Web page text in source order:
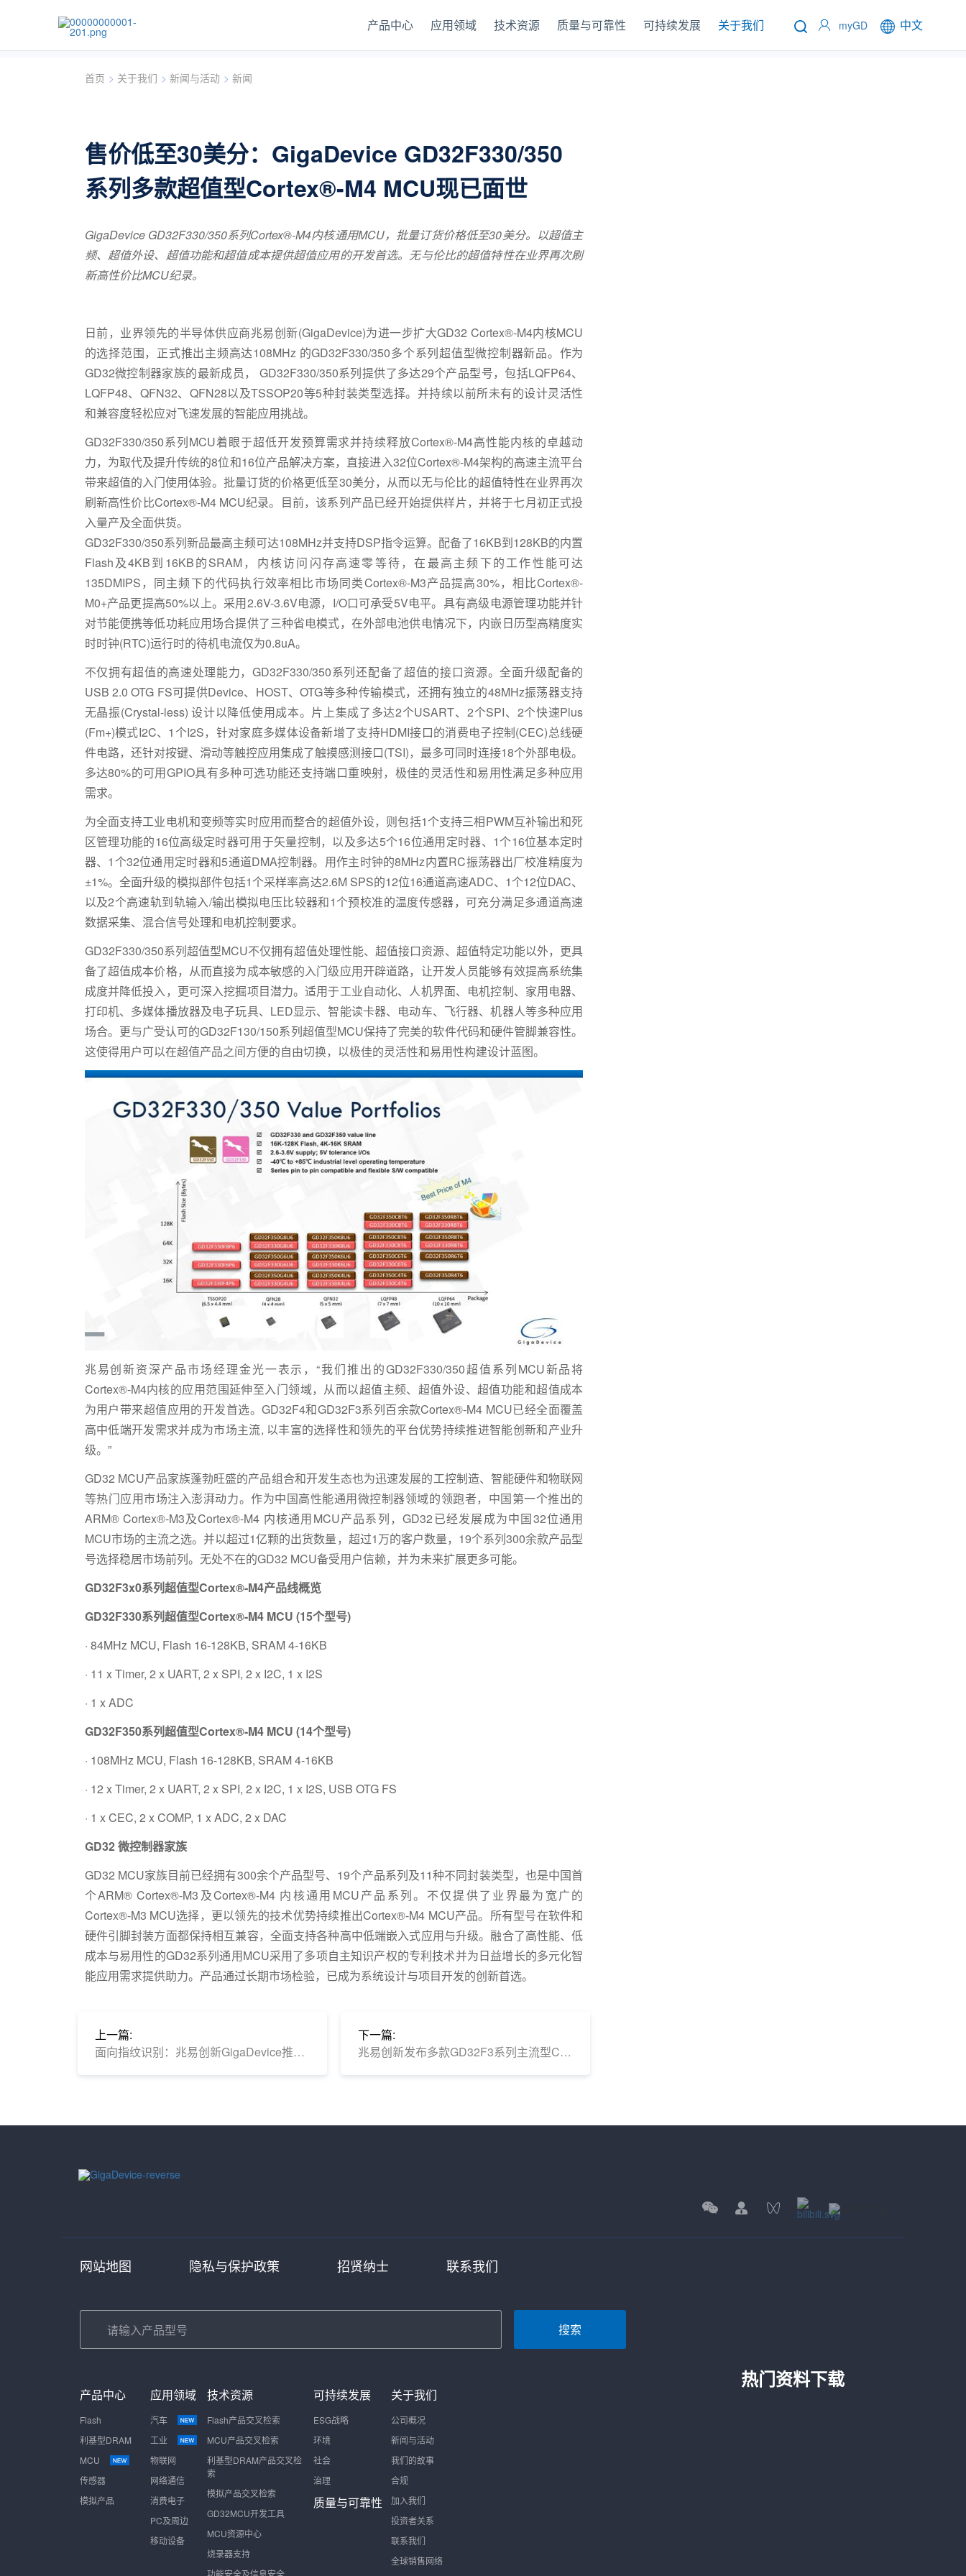
产品中心 应用领域 技术资源 质量与可靠性 可持续发展 关于我们 myGD 中文
首页 > 关于我们 > 新闻与活动 > 新闻
售价低至30美分：GigaDevice GD32F330/350
系列多款超值型Cortex®-M4 MCU现已面世
GigaDevice GD32F330/350系列Cortex®-M4内核通用MCU，批量订货价格低至30美分。以超值主
频、超值外设、超值功能和超值成本提供超值应用的开发首选。无与伦比的超值特性在业界再次刷
新高性价比MCU纪录。
日前，业界领先的半导体供应商兆易创新(GigaDevice)为进一步扩大GD32 Cortex®-M4内核MCU
的选择范围，正式推出主频高达108MHz 的GD32F330/350多个系列超值型微控制器新品。作为
GD32微控制器家族的最新成员， GD32F330/350系列提供了多达29个产品型号，包括LQFP64、
LQFP48、QFN32、QFN28以及TSSOP20等5种封装类型选择。并持续以前所未有的设计灵活性
和兼容度轻松应对飞速发展的智能应用挑战。
GD32F330/350系列MCU着眼于超低开发预算需求并持续释放Cortex®-M4高性能内核的卓越动
力，为取代及提升传统的8位和16位产品解决方案，直接进入32位Cortex®-M4架构的高速主流平台
带来超值的入门使用体验。批量订货的价格更低至30美分，从而以无与伦比的超值特性在业界再次
刷新高性价比Cortex®-M4 MCU纪录。目前，该系列产品已经开始提供样片，并将于七月初正式投
入量产及全面供货。
GD32F330/350系列新品最高主频可达108MHz并支持DSP指令运算。配备了16KB到128KB的内置
Flash及4KB到16KB的SRAM，内核访问闪存高速零等待，在最高主频下的工作性能可达
135DMIPS，同主频下的代码执行效率相比市场同类Cortex®-M3产品提高30%，相比Cortex®-
M0+产品更提高50%以上。采用2.6V-3.6V电源，I/O口可承受5V电平。具有高级电源管理功能并针
对节能便携等低功耗应用场合提供了三种省电模式，在外部电池供电情况下，内嵌日历型高精度实
时时钟(RTC)运行时的待机电流仅为0.8uA。
不仅拥有超值的高速处理能力，GD32F330/350系列还配备了超值的接口资源。全面升级配备的
USB 2.0 OTG FS可提供Device、HOST、OTG等多种传输模式，还拥有独立的48MHz振荡器支持
无晶振(Crystal-less) 设计以降低使用成本。片上集成了多达2个USART、2个SPI、2个快速Plus
(Fm+)模式I2C、1个I2S，针对家庭多媒体设备新增了支持HDMI接口的消费电子控制(CEC)总线硬
件电路，还针对按键、滑动等触控应用集成了触摸感测接口(TSI)，最多可同时连接18个外部电极。
多达80%的可用GPIO具有多种可选功能还支持端口重映射，极佳的灵活性和易用性满足多种应用
需求。
为全面支持工业电机和变频等实时应用而整合的超值外设，则包括1个支持三相PWM互补输出和死
区管理功能的16位高级定时器可用于矢量控制，以及多达5个16位通用定时器、1个16位基本定时
器、1个32位通用定时器和5通道DMA控制器。用作主时钟的8MHz内置RC振荡器出厂校准精度为
±1%。全面升级的模拟部件包括1个采样率高达2.6M SPS的12位16通道高速ADC、1个12位DAC、
以及2个高速轨到轨输入/输出模拟电压比较器和1个预校准的温度传感器，可充分满足多通道高速
数据采集、混合信号处理和电机控制要求。
GD32F330/350系列超值型MCU不仅拥有超值处理性能、超值接口资源、超值特定功能以外，更具
备了超值成本价格，从而直接为成本敏感的入门级应用开辟道路，让开发人员能够有效提高系统集
成度并降低投入，更可深入挖掘项目潜力。适用于工业自动化、人机界面、电机控制、家用电器、
打印机、多媒体播放器及电子玩具、LED显示、智能读卡器、电动车、飞行器、机器人等多种应用
场合。更与广受认可的GD32F130/150系列超值型MCU保持了完美的软件代码和硬件管脚兼容性。
这使得用户可以在超值产品之间方便的自由切换，以极佳的灵活性和易用性构建设计蓝图。
兆易创新资深产品市场经理金光一表示，“我们推出的GD32F330/350超值系列MCU新品将
Cortex®-M4内核的应用范围延伸至入门领域，从而以超值主频、超值外设、超值功能和超值成本
为用户带来超值应用的开发首选。GD32F4和GD32F3系列百余款Cortex®-M4 MCU已经全面覆盖
高中低端开发需求并成为市场主流, 以丰富的选择性和领先的平台优势持续推进智能创新和产业升
级。”
GD32 MCU产品家族蓬勃旺盛的产品组合和开发生态也为迅速发展的工控制造、智能硬件和物联网
等热门应用市场注入澎湃动力。作为中国高性能通用微控制器领域的领跑者，中国第一个推出的
ARM® Cortex®-M3及Cortex®-M4 内核通用MCU产品系列，GD32已经发展成为中国32位通用
MCU市场的主流之选。并以超过1亿颗的出货数量，超过1万的客户数量，19个系列300余款产品型
号选择稳居市场前列。无处不在的GD32 MCU备受用户信赖，并为未来扩展更多可能。
GD32F3x0系列超值型Cortex®-M4产品线概览
GD32F330系列超值型Cortex®-M4 MCU (15个型号)
· 84MHz MCU, Flash 16-128KB, SRAM 4-16KB
· 11 x Timer, 2 x UART, 2 x SPI, 2 x I2C, 1 x I2S
· 1 x ADC
GD32F350系列超值型Cortex®-M4 MCU (14个型号)
· 108MHz MCU, Flash 16-128KB, SRAM 4-16KB
· 12 x Timer, 2 x UART, 2 x SPI, 2 x I2C, 1 x I2S, USB OTG FS
· 1 x CEC, 2 x COMP, 1 x ADC, 2 x DAC
GD32 微控制器家族
GD32 MCU家族目前已经拥有300余个产品型号、19个产品系列及11种不同封装类型，也是中国首
个ARM® Cortex®-M3及Cortex®-M4 内核通用MCU产品系列。不仅提供了业界最为宽广的
Cortex®-M3 MCU选择，更以领先的技术优势持续推出Cortex®-M4 MCU产品。所有型号在软件和
硬件引脚封装方面都保持相互兼容，全面支持各种高中低端嵌入式应用与升级。融合了高性能、低
成本与易用性的GD32系列通用MCU采用了多项自主知识产权的专利技术并为日益增长的多元化智
能应用需求提供助力。产品通过长期市场检验，已成为系统设计与项目开发的创新首选。
上一篇:
面向指纹识别：兆易创新GigaDevice推出GD32FFPR系列专用MCU
下一篇:
兆易创新发布多款GD32F3系列主流型Cortex®-M4 MCU 全面助力产业升级
网站地图 隐私与保护政策 招贤纳士 联系我们
搜索
产品中心
Flash
利基型DRAM
MCU
传感器
模拟产品
应用领域
汽车
工业
物联网
网络通信
消费电子
PC及周边
移动设备
技术资源
Flash产品交叉检索
MCU产品交叉检索
利基型DRAM产品交叉检
索
模拟产品交叉检索
GD32MCU开发工具
MCU资源中心
烧录器支持
可持续发展
ESG战略
环境
社会
治理
质量与可靠性
关于我们
公司概况
新闻与活动
我们的故事
合规
加入我们
投资者关系
联系我们
全球销售网络
热门资料下载